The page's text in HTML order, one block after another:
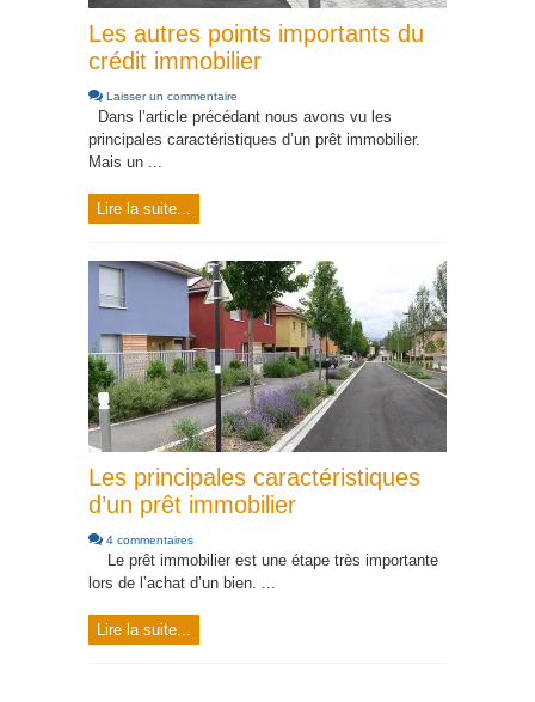
Les autres points importants du
crédit immobilier
Laisser un commentaire
Dans l’article précédant nous avons vu les
principales caractéristiques d’un prêt immobilier.
Mais un ...
Lire la suite...
Les principales caractéristiques
d’un prêt immobilier
4 commentaires
Le prêt immobilier est une étape très importante
lors de l’achat d’un bien. ...
Lire la suite...